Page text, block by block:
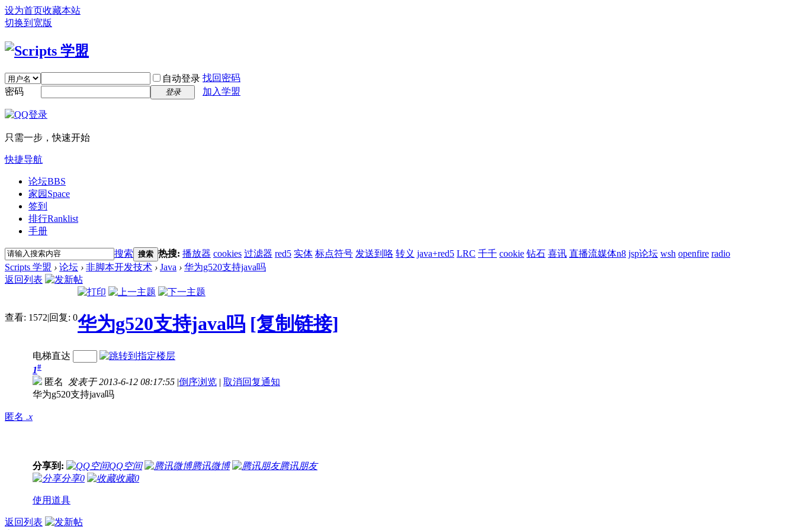
设为首页收藏本站
切换到宽版
自动登录 找回密码
密码
登录 加入学盟
只需一步，快速开始
快捷导航
论坛BBS
家园 Space
签到
排行Ranklist
手册
搜索 搜索 热搜: 播放器 cookies 过滤器 red5 实体 标点符号 发送到咯 转义 java+red5 LRC 千千 cookie 钻石 喜讯 直播流媒体n8 jsp论坛 wsh openfire radio
Scripts 学盟 › 论坛 › 非脚本开发技术 › Java › 华为g520支持java吗
返回列表
查看: 1572|回复: 0华为g520支持java吗 [复制链接]
匿名 .x
电梯直达
1#
匿名 发表于 2013-6-12 08:17:55 |倒序浏览 | 取消回复通知
华为g520支持java吗
分享到: QQ空间 腾讯微博
腾讯朋友
分享0 收藏0
使用道具
返回列表